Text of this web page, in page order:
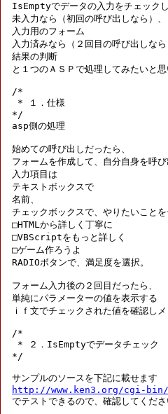
IsEmptyでデータの入力をチェックし
未入力なら（初回の呼び出しなら）、
入力用のフォーム
入力済みなら（２回目の呼び出しなら
結果の判断
と１つのＡＳＰで処理してみたいと思
/*
* １．仕様
*/
asp側の処理
始めての呼び出しだったら、
フォームを作成して、自分自身を呼び
入力項目は
テキストボックスで
名前、
チェックボックスで、やりたいことを
□HTMLから詳しく丁寧に
□VBScriptをもっと詳しく
□ゲーム作ろうよ
RADIOボタンで、満足度を選択。
フォーム入力後の２回目だったら、
単純にパラメーターの値を表示する
ｉｆ文でチェックされた値を確認し
/*
* ２．IsEmptyでデータチェック
*/
http://www.ken3.org/cgi-
でテストできるので、確認してくださ